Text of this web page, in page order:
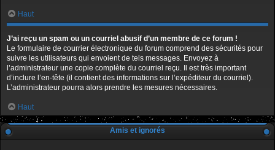
Haut
J’ai reçu un spam ou un courriel abusif d’un membre de ce forum !
Le formulaire de courrier électronique du forum comprend des sécurités pour
suivre les utilisateurs qui envoient de tels messages. Envoyez à
l’administrateur une copie complète du courriel reçu. Il est très important
d’inclure l’en-tête (il contient des informations sur l’expéditeur du courriel).
L’administrateur pourra alors prendre les mesures nécessaires.
Haut
Amis et ignorés